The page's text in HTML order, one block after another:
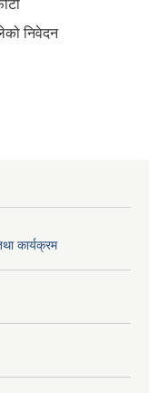
निवेदन
कार्यक्रम